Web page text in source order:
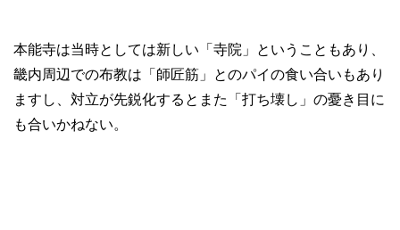
本能寺は当時としては新しい「寺院」ということもあり、
畿内周辺での布教は「師匠筋」とのパイの食い合いもあり
ますし、対立が先鋭化するとまた「打ち壊し」の憂き目に
も合いかねない。